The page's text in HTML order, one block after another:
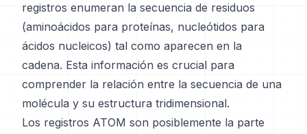
registros enumeran la secuencia de residuos
(aminoácidos para proteínas, nucleótidos para
ácidos nucleicos) tal como aparecen en la
cadena. Esta información es crucial para
comprender la relación entre la secuencia de una
molécula y su estructura tridimensional.
Los registros ATOM son posiblemente la parte